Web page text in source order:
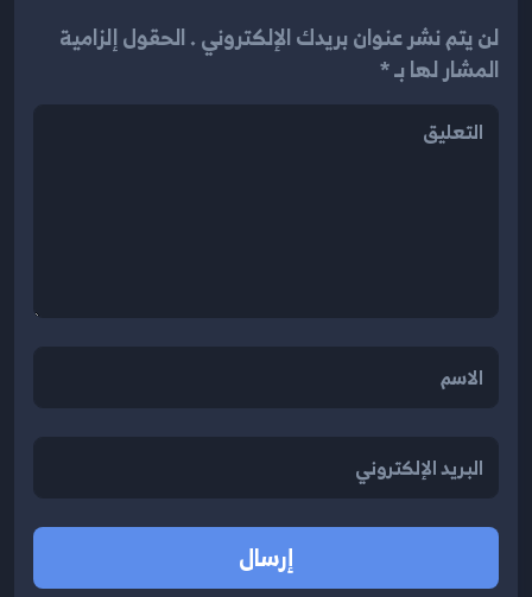
لن يتم نشر عنوان بريدك الإلكتروني . الحقول إلزامية
المشار لها بـ *
إرسال